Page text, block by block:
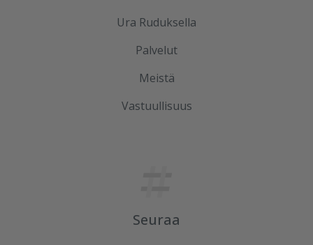
Ura Ruduksella
Palvelut
Meistä
Vastuullisuus
Seuraa